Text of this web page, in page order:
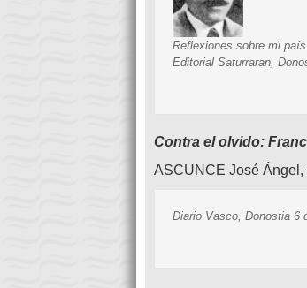
Reflexiones sobre mi país
Editorial Saturraran,
Contra el olvido:
ASCUNCE José
Diario Vasco, Donostia 6